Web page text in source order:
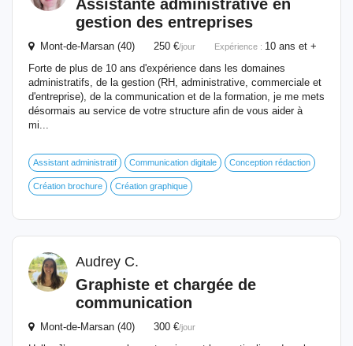
Assistante administrative en
gestion des entreprises
Mont-de-Marsan (40) 250 €/jour Expérience : 10 ans et +
Forte de plus de 10 ans d'expérience dans les domaines
administratifs, de la gestion (RH, administrative, commerciale et
d'entreprise), de la communication et de la formation, je me mets
désormais au service de votre structure afin de vous aider à
mi...
Assistant administratif Communication digitale Conception rédaction
Création brochure Création graphique
Audrey C.
Graphiste et chargée de
communication
Mont-de-Marsan (40) 300 €/jour